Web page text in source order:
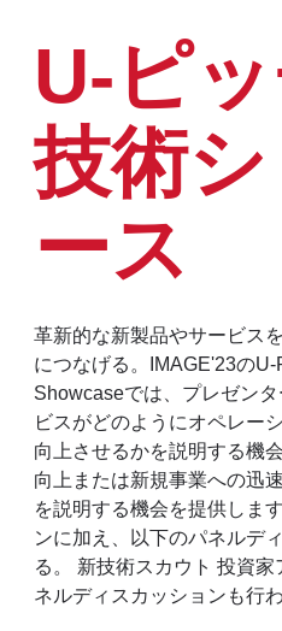
U-ピ
技術
ース
革新的な新製品やサービス
につなげる。IMAGE'23の
Showcaseでは、プレゼン
ビスがどのようにオペレー
向上させるかを説明する機
向上 または新規事業への迅
を説明する機会を提供しま
ンに加え、以下のパネルデ
る。 新技術スカウト 投資家
ネルディスカッションも行わ